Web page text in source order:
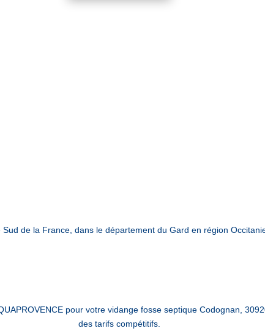
de la France, dans le département du Gard en région
pour votre vidange fosse septique Codognan,
des tarifs compétitifs.